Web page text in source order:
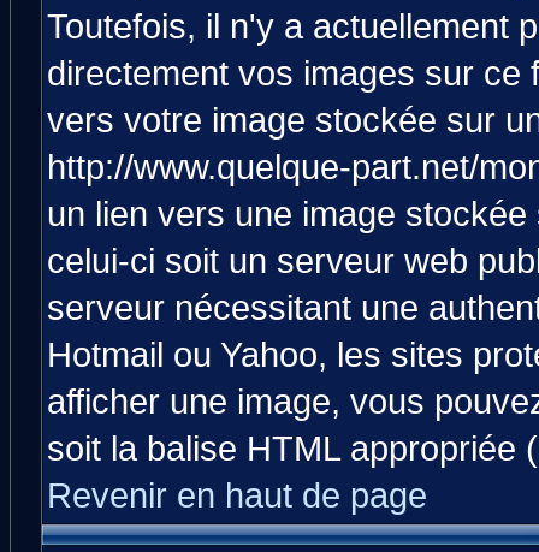
Toutefois, il n'y a actuellement
directement vos images sur ce
vers votre image stockée sur
http://www.quelque-part.net/
un lien vers une image
celui-ci soit un serveur web
serveur nécessitant une
Hotmail ou Yahoo, les sites
afficher une image, vous
soit la balise HTML appropriée
Revenir en haut de page